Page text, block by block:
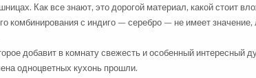
Как все знают, это дорогой материал, какой стоит
комбинирования с индиго — серебро — не имеет
добавит в комнату свежесть и особенный интересный
одноцветных кухонь прошли.